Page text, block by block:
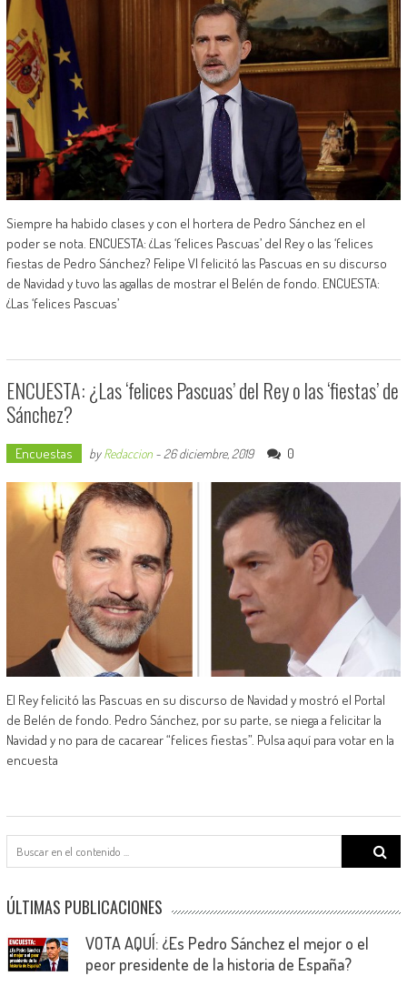
Siempre ha habido clases y con el hortera de Pedro Sánchez en el
poder se nota. ENCUESTA: ¿Las ‘felices Pascuas’ del Rey o las ‘felices
fiestas de Pedro Sánchez? Felipe VI felicitó las Pascuas en su discurso
de Navidad y tuvo las agallas de mostrar el Belén de fondo. ENCUESTA:
¿Las ‘felices Pascuas’
ENCUESTA: ¿Las ‘felices Pascuas’ del Rey o las ‘fiestas’ de
Sánchez?
Encuestas byRedaccion- 26 diciembre, 2019 0
El Rey felicitó las Pascuas en su discurso de Navidad y mostró el Portal
de Belén de fondo. Pedro Sánchez, por su parte, se niega a felicitar la
Navidad y no para de cacarear “felices fiestas”. Pulsa aquí para votar en la
encuesta
Search
for:
ÚLTIMAS PUBLICACIONES
VOTA AQUÍ: ¿Es Pedro Sánchez el mejor o el
peor presidente de la historia de España?